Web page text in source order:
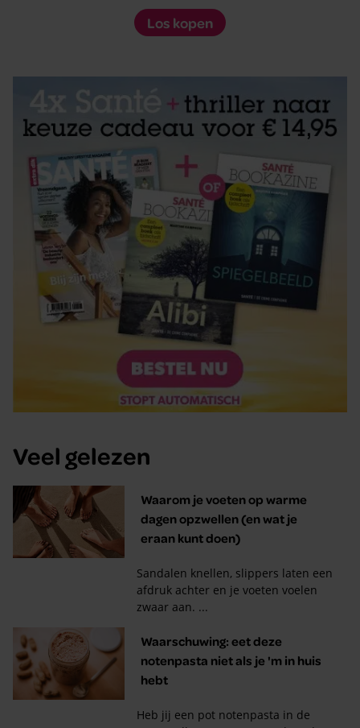
Los kopen